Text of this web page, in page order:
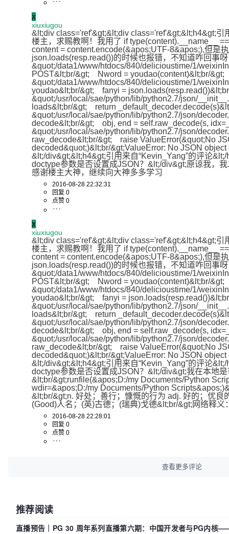
x
xiuxiugou
&lt;div class='ref'&gt;&lt;div class='ref'&gt;&lt;h4&gt;引
楼主，求赐教啊！我用了 if type(content).__name__
content = content.encode(&apos;UTF-8&apos;),但是
json.loads(resp.read())的时候也报错，不知道咋回事
&quot;/data1/www/htdocs/840/delicioustime/1/
POST&lt;br/&gt;    Nword = youdao(content)&lt;br/&gt;
&quot;/data1/www/htdocs/840/delicioustime/1/
youdao&lt;br/&gt;    fanyi =
&quot;/usr/local/sae/python/lib/python2.7/json/
loads&lt;br/&gt;    return
&quot;/usr/local/sae/python/lib/python2.7/json/
decode&lt;br/&gt;    obj, end = self.raw_decode(s,
&quot;/usr/local/sae/python/lib/python2.7/json/
raw_decode&lt;br/&gt;    raise ValueError(&quot;No
decoded&quot;)&lt;br/&gt;ValueError: No JSON
&lt;/div&gt;&lt;h4&gt;引用来自“Kevin_Yang”的评论
doctype参数是否设置成JSON？&lt;/div&gt;原谅我，
感谢楼主大神，继续向大神多多学习
2016-08-28 22:32:31
回复 0
点赞 0
x
xiuxiugou
&lt;div class='ref'&gt;&lt;div class='ref'&gt;&lt;h4&gt;引
楼主，求赐教啊！我用了 if type(content).__name__
content = content.encode(&apos;UTF-8&apos;),但是
json.loads(resp.read())的时候也报错，不知道咋回事
&quot;/data1/www/htdocs/840/delicioustime/1/
POST&lt;br/&gt;    Nword = youdao(content)&lt;br/&gt;
&quot;/data1/www/htdocs/840/delicioustime/1/
youdao&lt;br/&gt;    fanyi =
&quot;/usr/local/sae/python/lib/python2.7/json/
loads&lt;br/&gt;    return
&quot;/usr/local/sae/python/lib/python2.7/json/
decode&lt;br/&gt;    obj, end = self.raw_decode(s,
&quot;/usr/local/sae/python/lib/python2.7/json/
raw_decode&lt;br/&gt;    raise ValueError(&quot;No
decoded&quot;)&lt;br/&gt;ValueError: No JSON
&lt;/div&gt;&lt;h4&gt;引用来自“Kevin_Yang”的评论
doctype参数是否设置成JSON？&lt;/div&gt;我在本地
&lt;br/&gt;runfile(&apos;D:/my Documents/Python
wdir=&apos;D:/my Documents/Python
&lt;br/&gt;n. 好处；善行；慷慨的行为 adj. 好的；优良
(Good)人名；(英)古德；(瑞典)戈德&lt;br/&gt;网络释义
2016-08-28 22:28:01
回复 0
点赞 0
查看更多评论
推荐阅读
直播预告｜PG 30 周年系列直播第六期：中国开发者与PG内核